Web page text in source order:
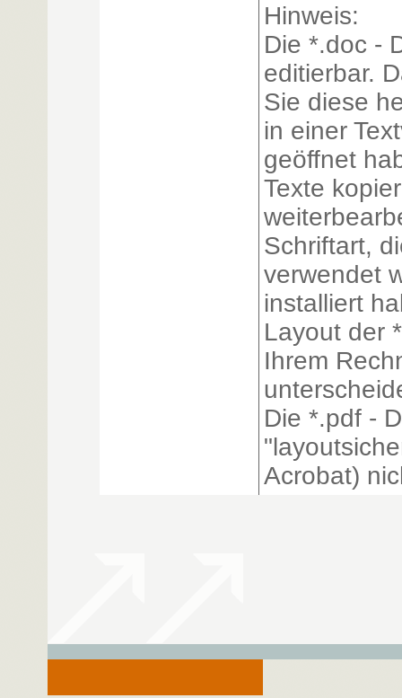
Hinweis:
Die *.doc -
editierbar.
Sie diese
in einer
geöffnet
Texte
Schriftart,
verwendet
installiert
Layout der
Ihrem
Die *.pdf -
Acrobat)